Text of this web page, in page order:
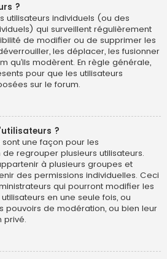
?
utilisateurs individuels (ou des
qui surveillent régulièrement
de modifier ou de supprimer les
les déplacer, les fusionner
qu’ils modèrent. En règle générale,
pour que les utilisateurs
sur le forum.
?
sont une façon pour les
regrouper plusieurs utilisateurs.
à plusieurs groupes et
des permissions individuelles. Ceci
qui pourront modifier les
en une seule fois, ou
pouvoirs de modération, ou bien leur
privé.